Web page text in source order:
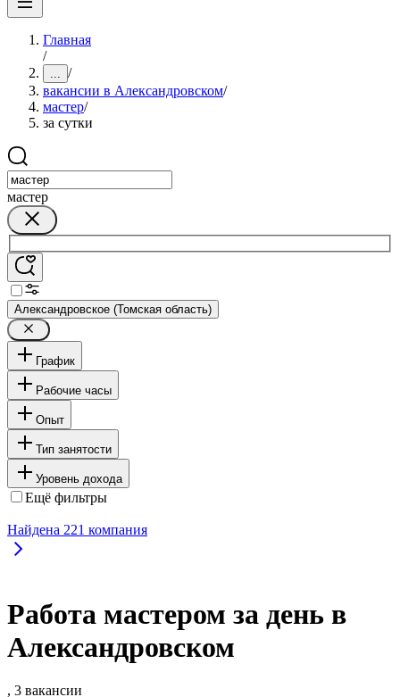
Главная
/
... /
вакансии в Александровском/
мастер/
за сутки
мастер
Александровское (Томская область)
График
Рабочие часы
Опыт
Тип занятости
Уровень дохода
Ещё фильтры
Найдена 221 компания
Работа мастером за день в
Александровском
, 3 вакансии